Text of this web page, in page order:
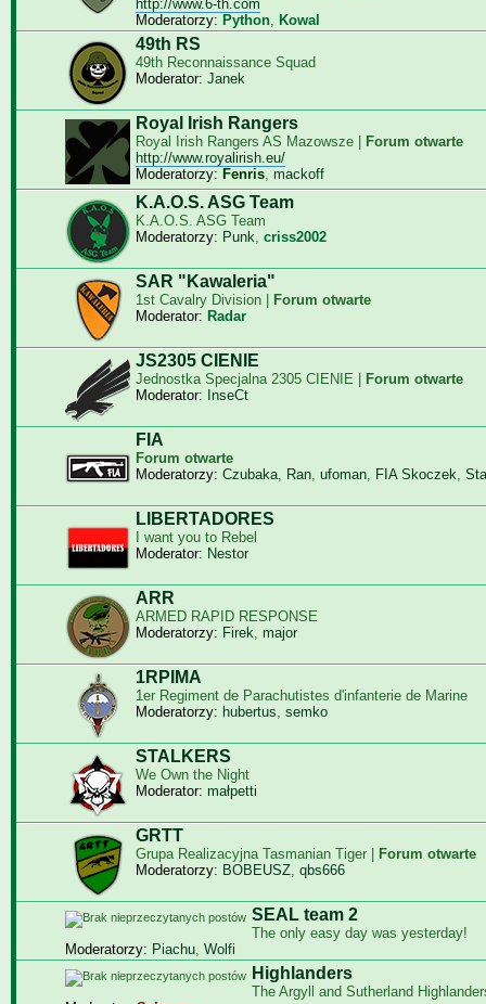
http://www.6-th.com
Moderatorzy: Python, Kowal
49th RS
49th Reconnaissance Squad
Moderator: Janek
Royal Irish Rangers
Royal Irish Rangers AS Mazowsze |
Forum otwarte
http://www.royalirish.eu/
Moderatorzy: Fenris, mackoff
K.A.O.S. ASG Team
K.A.O.S. ASG Team
Moderatorzy: Punk, criss2002
SAR "Kawaleria"
1st Cavalry Division |
Forum otwarte
Moderator: Radar
JS2305 CIENIE
Jednostka Specjalna 2305 CIENIE |
Forum otwarte
Moderator: InseCt
FIA
Forum otwarte
Moderatorzy: Czubaka, Ran, ufoman, FIA Skoczek,
LIBERTADORES
I want you to Rebel
Moderator: Nestor
ARR
ARMED RAPID RESPONSE
Moderatorzy: Firek, major
1RPIMA
1er Regiment de Parachutistes d'infanterie de Marine
Moderatorzy: hubertus, semko
STALKERS
We Own the Night
Moderator: małpetti
GRTT
Grupa Realizacyjna Tasmanian Tiger |
Forum otwarte
Moderatorzy: BOBEUSZ, qbs666
SEAL team 2
The only easy day was yesterday!
Moderatorzy: Piachu, Wolfi
Highlanders
The Argyll and Sutherland